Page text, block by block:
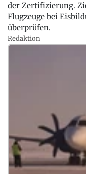
der Zertifizierung.
Flugzeuge bei
überprüfen.
Redaktion